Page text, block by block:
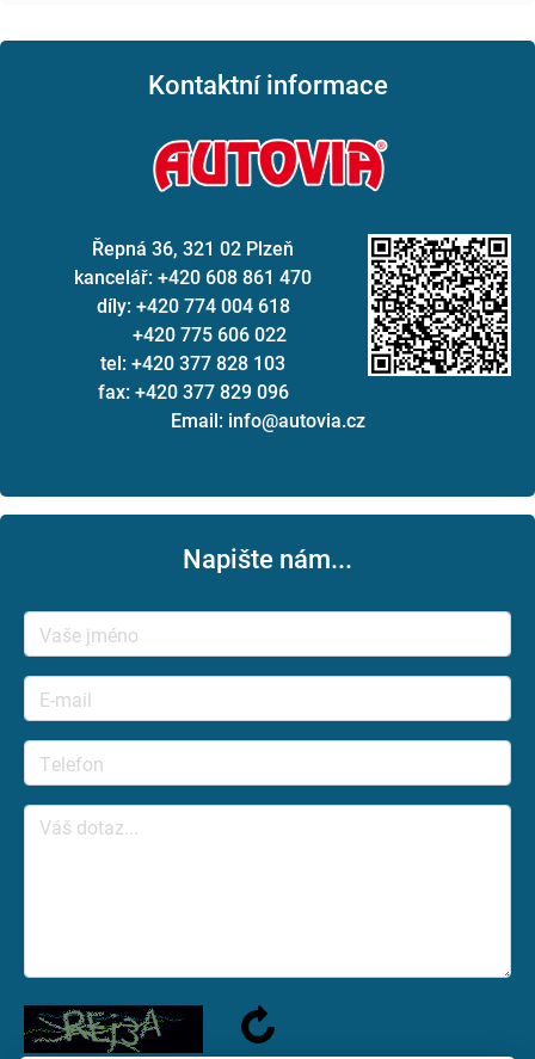
Kontaktní informace
Řepná 36, 321 02 Plzeň
kancelář: +420 608 861 470
díly: +420 774 004 618
+420 775 606 022
tel: +420 377 828 103
fax: +420 377 829 096
Email: info@autovia.cz
Napište nám...